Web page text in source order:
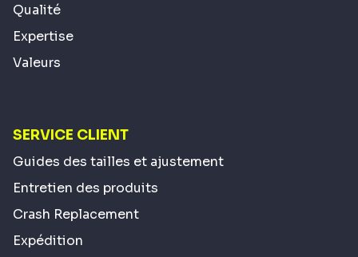
Qualité
Expertise
Valeurs
SERVICE CLIENT
Guides des tailles et ajustement
Entretien des produits
Crash Replacement
Expédition